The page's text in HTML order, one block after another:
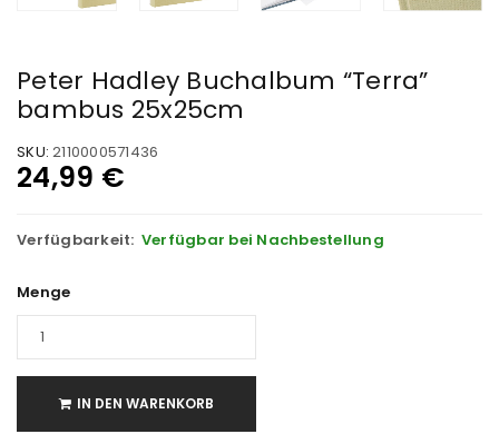
Peter Hadley Buchalbum “Terra”
bambus 25x25cm
SKU: 2110000571436
24,99 €
Verfügbarkeit: Verfügbar bei Nachbestellung
Menge
IN DEN WARENKORB